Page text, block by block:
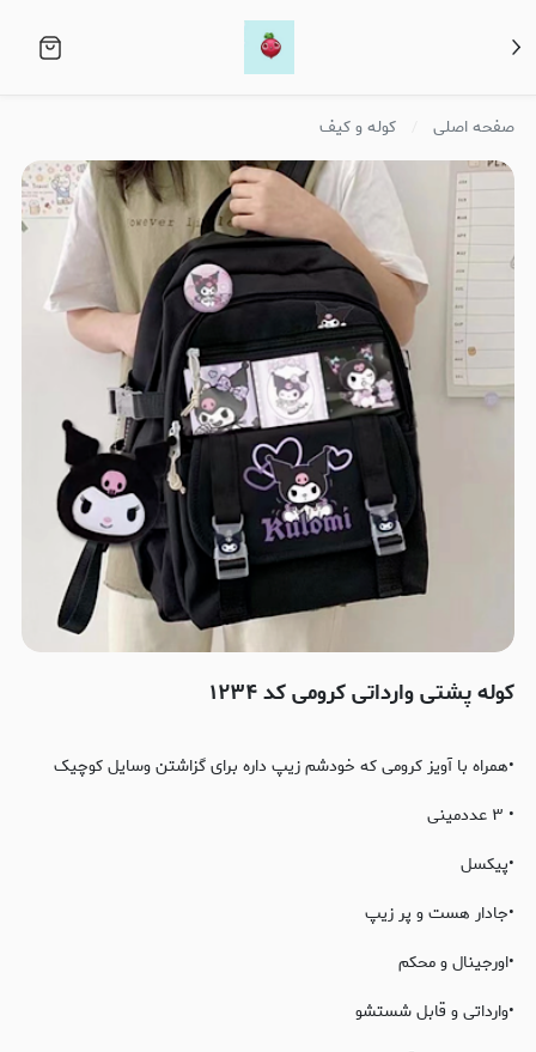
صفحه اصلی کوله و کیف
کوله پشتی وارداتی کرومی کد ۱۲۳۴
•همراه با آویز کرومی که خودشم زیپ داره برای گزاشتن وسایل کوچیک
• ۳ عددمینی
•پیکسل
•جادار هست و پر زیپ
•اورجینال و محکم
•وارداتی و قابل شستشو